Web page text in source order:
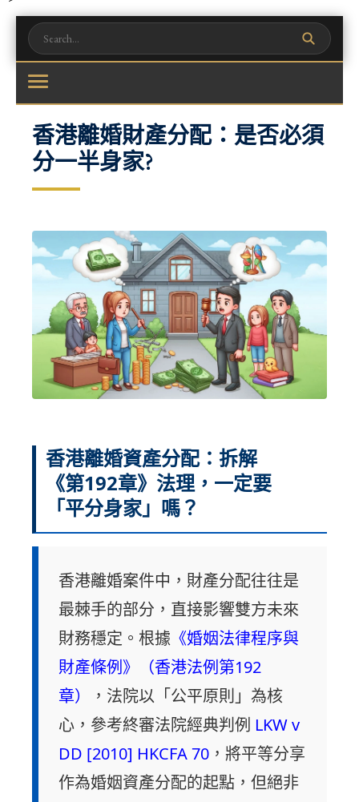
跳至主要內容
香港離婚財產分配：是否必須
分一半身家?
香港離婚資產分配：拆解
《第192章》法理，一定要
「平分身家」嗎？
香港離婚案件中，財產分配往往是
最棘手的部分，直接影響雙方未來
財務穩定。根據 《婚姻法律程序與
財產條例》（香港法例第192
章）
，法院以「公平原則」為核
心，參考終審法院經典判例 LKW v
DD [2010] HKCFA 70 ，將平等分享
作為婚姻資產分配的起點，但絕非